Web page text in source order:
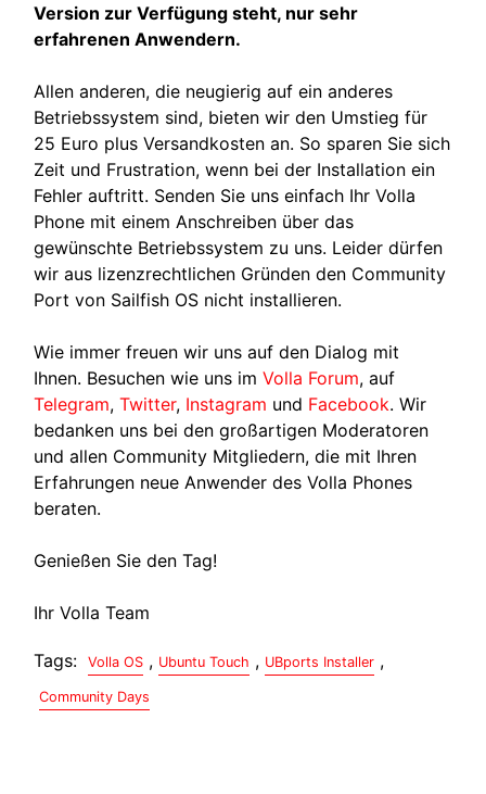
Version zur Verfügung steht, nur sehr
erfahrenen Anwendern.
Allen anderen, die neugierig auf ein anderes
Betriebssystem sind, bieten wir den Umstieg für
25 Euro plus Versandkosten an. So sparen Sie sich
Zeit und Frustration, wenn bei der Installation ein
Fehler auftritt. Senden Sie uns einfach Ihr Volla
Phone mit einem Anschreiben über das
gewünschte Betriebssystem zu uns. Leider dürfen
wir aus lizenzrechtlichen Gründen den Community
Port von Sailfish OS nicht installieren.
Wie immer freuen wir uns auf den Dialog mit
Ihnen. Besuchen wie uns imVolla Forum, auf
Telegram,Twitter, Instagram und Facebook. Wir
bedanken uns bei den großartigen Moderatoren
und allen Community Mitgliedern, die mit Ihren
Erfahrungen neue Anwender des Volla Phones
beraten.
Genießen Sie den Tag!
Ihr Volla Team
Tags: Volla OS , Ubuntu Touch , UBports Installer ,
Community Days